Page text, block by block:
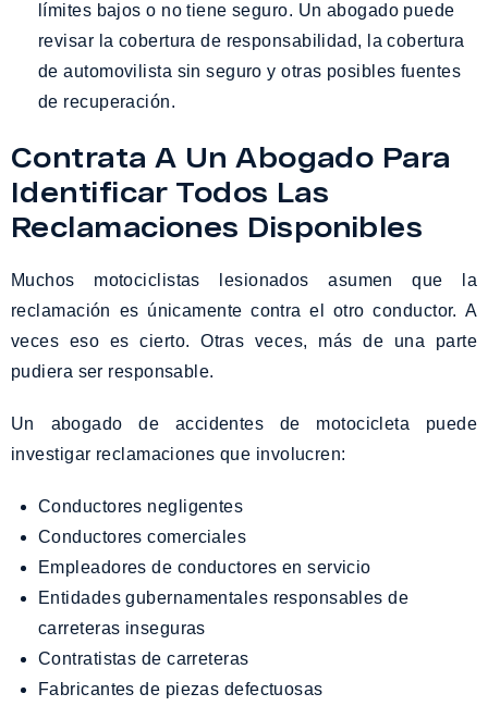
límites bajos o no tiene seguro. Un abogado puede
revisar la cobertura de responsabilidad, la cobertura
de automovilista sin seguro y otras posibles fuentes
de recuperación.
Contrata A Un Abogado Para
Identificar Todos Las
Reclamaciones Disponibles
Muchos motociclistas lesionados asumen que la
reclamación es únicamente contra el otro conductor. A
veces eso es cierto. Otras veces, más de una parte
pudiera ser responsable.
Un abogado de accidentes de motocicleta puede
investigar reclamaciones que involucren:
Conductores negligentes
Conductores comerciales
Empleadores de conductores en servicio
Entidades gubernamentales responsables de
carreteras inseguras
Contratistas de carreteras
Fabricantes de piezas defectuosas